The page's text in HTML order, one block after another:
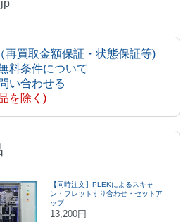
再買取金額保証・状態保証等)
料条件について
い合わせる
を除く)
【同時注文】PLEKによるスキャ
ン・フレットすり合わせ・セットア
ップ
13,200円